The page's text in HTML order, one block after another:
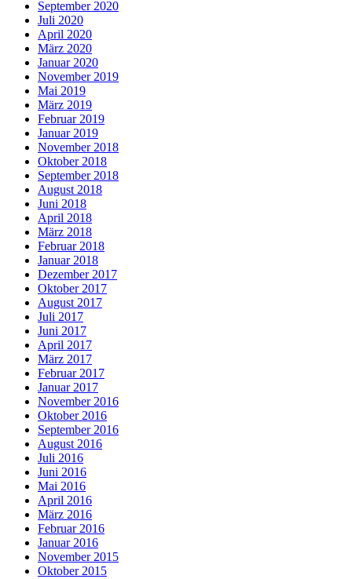
September 2020
Juli 2020
April 2020
März 2020
Januar 2020
November 2019
Mai 2019
März 2019
Februar 2019
Januar 2019
November 2018
Oktober 2018
September 2018
August 2018
Juni 2018
April 2018
März 2018
Februar 2018
Januar 2018
Dezember 2017
Oktober 2017
August 2017
Juli 2017
Juni 2017
April 2017
März 2017
Februar 2017
Januar 2017
November 2016
Oktober 2016
September 2016
August 2016
Juli 2016
Juni 2016
Mai 2016
April 2016
März 2016
Februar 2016
Januar 2016
November 2015
Oktober 2015